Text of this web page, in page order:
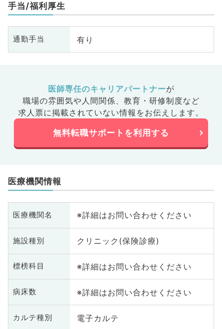
手当/福利厚生
通勤手当 有り
医師専任のキャリアパートナーが
職場の雰囲気や人間関係、 教育・研修制度など
求人票に掲載されていない情報をお伝えします。
無料転職サポートを利用する
医療機関情報
医療機関名 ※詳細はお問い合わせください
施設種別 クリニック(保険診療)
標榜科目 ※詳細はお問い合わせください
病床数 ※詳細はお問い合わせください
カルテ種別 電子カルテ